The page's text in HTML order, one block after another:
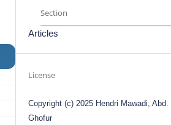
Section
Articles
License
Copyright (c) 2025 Hendri Mawadi, Abd.
Ghofur